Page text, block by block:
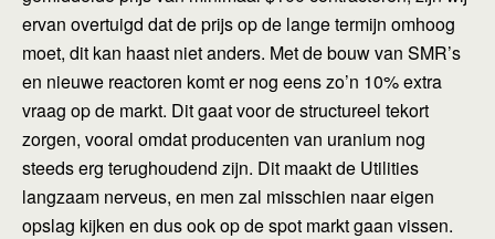
ervan overtuigd dat de prijs op de lange termijn omhoog
moet, dit kan haast niet anders. Met de bouw van SMR’s
en nieuwe reactoren komt er nog eens zo’n 10% extra
vraag op de markt. Dit gaat voor de structureel tekort
zorgen, vooral omdat producenten van uranium nog
steeds erg terughoudend zijn. Dit maakt de Utilities
langzaam nerveus, en men zal misschien naar eigen
opslag kijken en dus ook op de spot markt gaan vissen.